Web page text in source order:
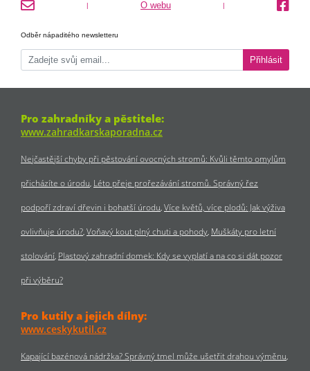
| O webu |
Odběr nápaditého newsletteru
Přihlásit
Pro zahradníky a pěstitele:
www.zahradkarskaporadna.cz
Nejčastější chyby při pěstování ovocných stromů: Kvůli těmto omylům
přicházíte o úrodu Léto přeje prořezávání stromů. Správný řez
podpoří zdraví dřevin i bohatší úrodu Více květů, více plodů: Jak výživa
ovlivňuje úrodu? Voňavý kout plný chuti a pohody Muškáty pro letní
stolování Plastový zahradní domek: Kdy se vyplatí a na co si dát pozor
při výběru?
Pro kutily a jejich dílny:
www.ceskykutil.cz
Kapající bazénová nádržka? Správný tmel může ušetřit drahou výměnu